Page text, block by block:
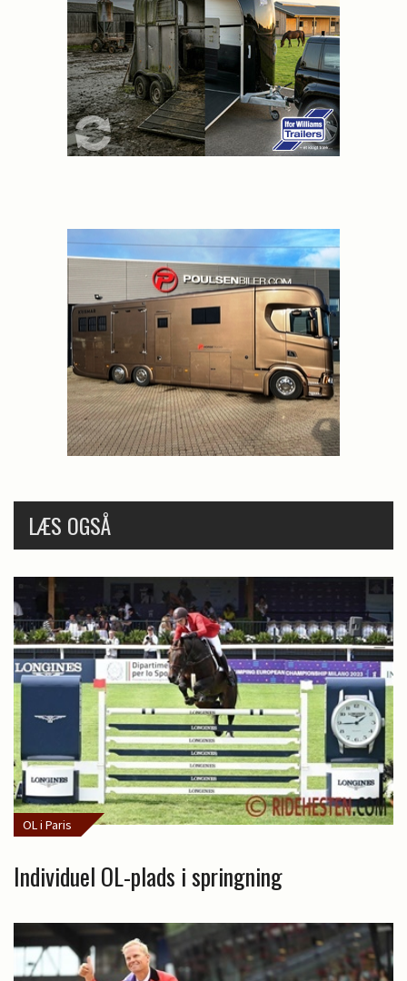
LÆS OGSÅ
OL i Paris
Individuel OL-plads i springning